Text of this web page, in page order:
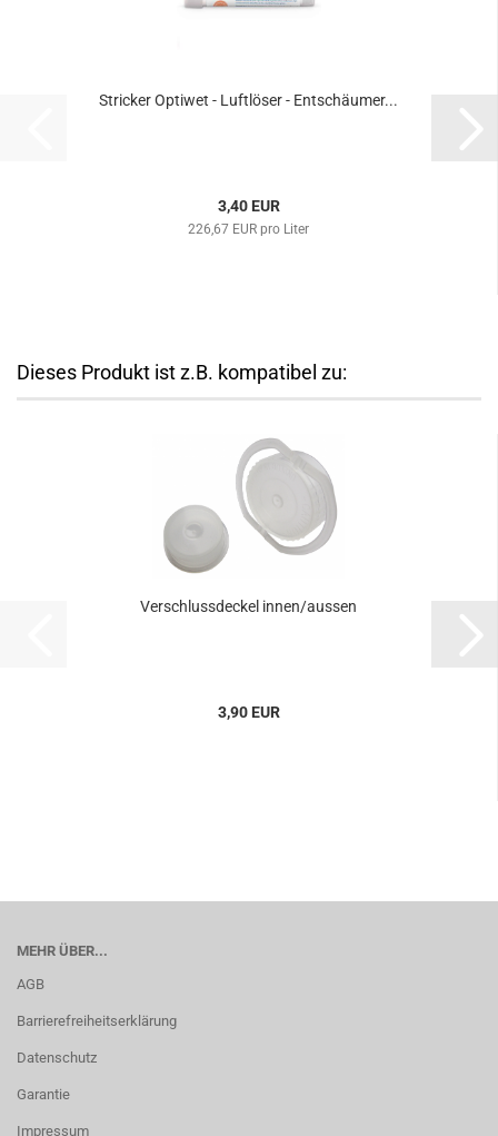
Stricker Optiwet - Luftlöser - Entschäumer...
3,40 EUR
226,67 EUR pro Liter
Dieses Produkt ist z.B. kompatibel zu:
Verschlussdeckel innen/aussen
3,90 EUR
MEHR ÜBER...
AGB
Barrierefreiheitserklärung
Datenschutz
Garantie
Impressum